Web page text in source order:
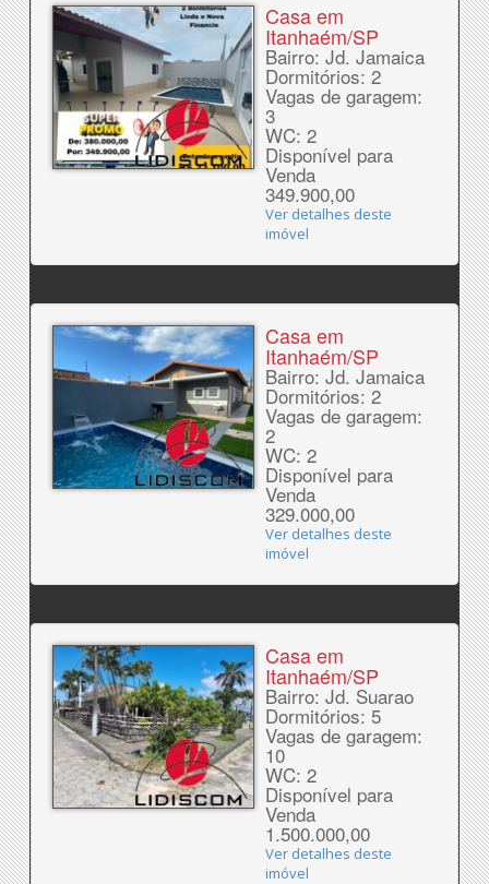
Casa em
Itanhaém/SP
Bairro: Jd. Jamaica
Dormitórios: 2
Vagas de garagem:
3
WC: 2
Disponível para
Venda
349.900,00
Ver detalhes deste
imóvel
Casa em
Itanhaém/SP
Bairro: Jd. Jamaica
Dormitórios: 2
Vagas de garagem:
2
WC: 2
Disponível para
Venda
329.000,00
Ver detalhes deste
imóvel
Casa em
Itanhaém/SP
Bairro: Jd. Suarao
Dormitórios: 5
Vagas de garagem:
10
WC: 2
Disponível para
Venda
1.500.000,00
Ver detalhes deste
imóvel